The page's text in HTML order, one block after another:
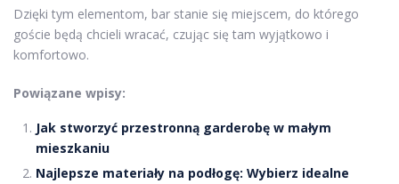
Dzięki tym elementom, bar stanie się miejscem, do którego
goście będą chcieli wracać, czując się tam wyjątkowo i
komfortowo.
Powiązane wpisy:
Jak stworzyć przestronną garderobę w małym
mieszkaniu
Najlepsze materiały na podłogę: Wybierz idealne